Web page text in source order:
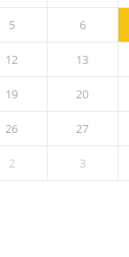
5 6
12 13
19 20
26 27
2 3